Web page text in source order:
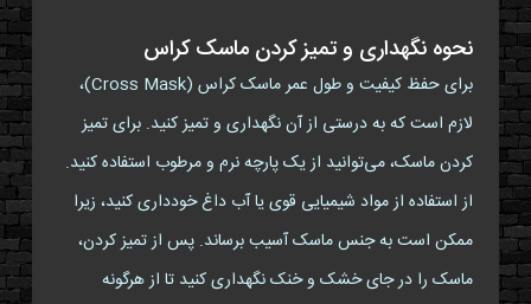
نحوه نگهداری و تمیز کردن ماسک کراس
برای حفظ کیفیت و طول عمر ماسک کراس (Cross Mask)،
لازم است که به درستی از آن نگهداری و تمیز کنید. برای تمیز
کردن ماسک، می‌توانید از یک پارچه نرم و مرطوب استفاده کنید.
از استفاده از مواد شیمیایی قوی یا آب داغ خودداری کنید، زیرا
ممکن است به جنس ماسک آسیب برساند. پس از تمیز کردن،
ماسک را در جای خشک و خنک نگهداری کنید تا از هرگونه